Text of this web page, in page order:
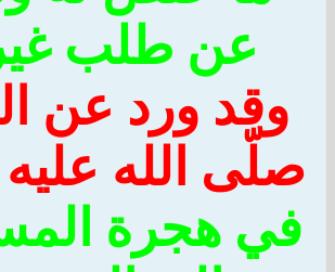
عن طلب غيره
ورد عن
الله عليه
هجرة